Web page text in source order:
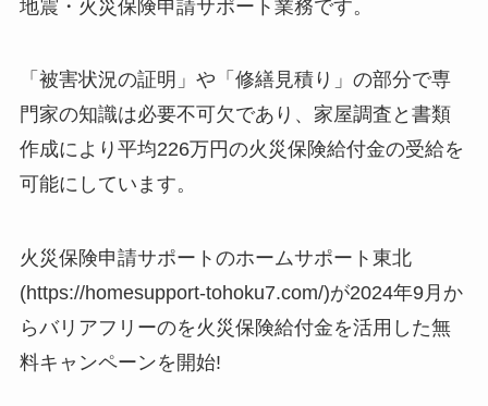
地震・火災保険申請サポート業務です。
「被害状況の証明」や「修繕見積り」の部分で専
門家の知識は必要不可欠であり、家屋調査と書類
作成により平均226万円の火災保険給付金の受給を
可能にしています。
火災保険申請サポートのホームサポート東北
(https://homesupport-tohoku7.com/)が2024年9月か
らバリアフリーのを火災保険給付金を活用した無
料キャンペーンを開始!